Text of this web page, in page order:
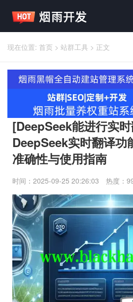
现在位置: 首页 > 站群工具 > 正文
[DeepSeek能进行实
DeepSeek实时翻译功
准确性与使用指南
时间：2025-09-25 20:26:03 热度：